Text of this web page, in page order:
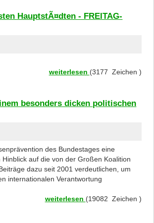
HauptstÃ¤dten - FREITAG-
weiterlesen (3177 Zeichen )
besonders dicken politischen
des Bundestages eine
auf die von der Großen Koalition
dazu seit 2001 verdeutlichen, um
internationalen Verantwortung
weiterlesen (19082 Zeichen )